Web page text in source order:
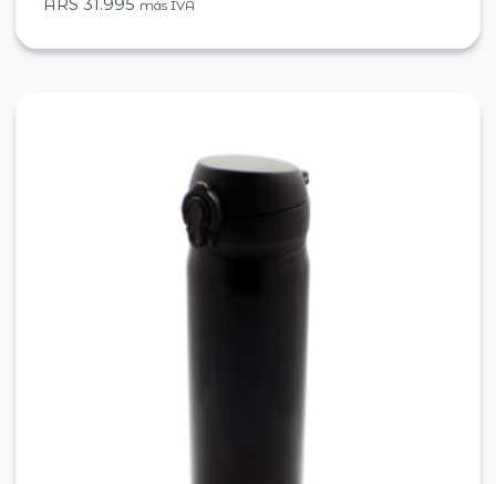
ARS 31.995 más IVA